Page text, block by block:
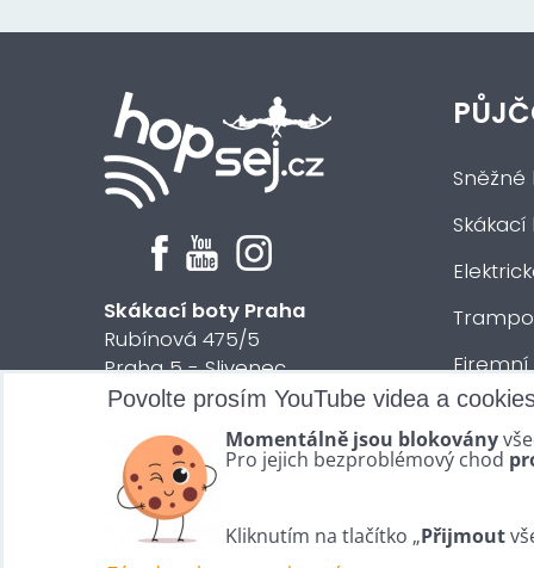
Skákací boty Praha
Rubínová 475/5
Praha 5 - Slivenec
© 2024 HOPsej.cz
Sněžné
Firemní
Půjčení
Vše
Povolte prosím YouTube videa a
Momentálně jsou blokovány
Pro jejich bezproblémový chod
Kliknutím na tlačítko „Přijmout